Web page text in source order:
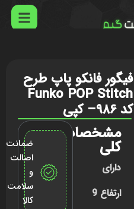
فیگور فانکو پاپ طرح
Funko POP Stitch
کد ۹۸۶– کپی
مشخصات
کلی
دارای
ارتفاع 9
ضمانت
اصالت
و
سلامت
کالا